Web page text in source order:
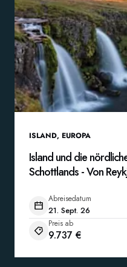
ISLAND, EUROPA
Island und die
Schottlands - Von
Abreisedatum
21. Sept. 26
Preis ab
9.737 €